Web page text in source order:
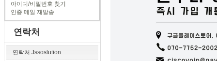
아이디/비밀번호 찾기
인증 메일 재발송
연락처
연락처 Jssoslution